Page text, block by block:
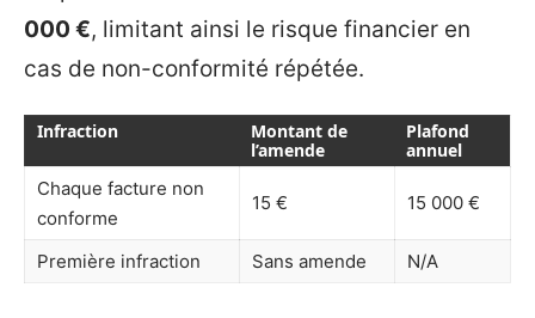
000 €, limitant ainsi le risque financier en
cas de non-conformité répétée.
Infraction
Montant de
l’amende
Plafond
annuel
Chaque facture non
conforme
15 € 15 000 €
Première infraction Sans amende N/A